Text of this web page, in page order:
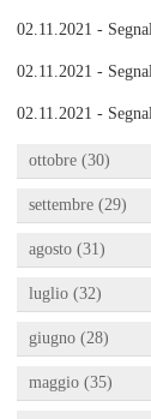
02.11.2021 -
02.11.2021 -
02.11.2021 -
ottobre (30)
settembre (29)
agosto (31)
luglio (32)
giugno (28)
maggio (35)